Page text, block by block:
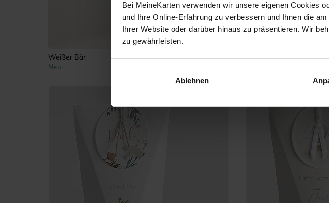
Bei MeineKarten verwenden wir unsere eigenen Cookies
und Ihre Online-Erfahrung zu verbessern und Ihnen die
Ihrer Website oder darüber hinaus zu präsentieren. Wir
zu gewährleisten.
Ablehnen
Weißer Bär
Neu